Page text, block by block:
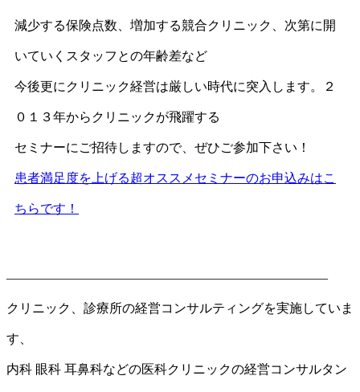
減少する保険点数、増加する競合クリニック、次第に開
いていくスタッフとの年齢差など
今後更にクリニック経営は厳しい時代に突入します。２
０１３年からクリニックが飛躍する
セミナーにご招待しますので、ぜひご参加下さい！
患者満足度を上げる超オススメセミナーのお申込みはこ
ちらです！
—————————————————————————
クリニック、診療所の経営コンサルティングを実施していま
す、
内科 眼科 耳鼻科などの医科クリニックの経営コンサルタン